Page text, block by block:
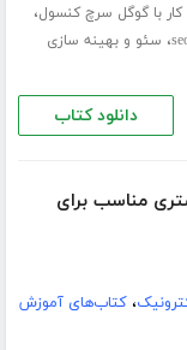
کار با گوگل سرچ کنسول،
، سئو و بهینه سازی
دانلود کتاب
و قرنطینه؛ بستری مناسب برای
،کتاب‌های آموزش